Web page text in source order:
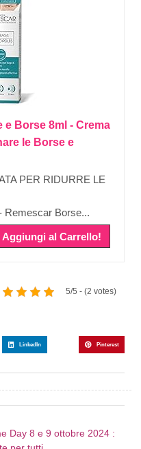
e Borse 8ml - Crema
le Borse e
PER RIDURRE LE
Remescar Borse...
Aggiungi al Carrello!
5/5 - (2 votes)
LinkedIn Pinterest
Day 8 e 9 ottobre 2024 :